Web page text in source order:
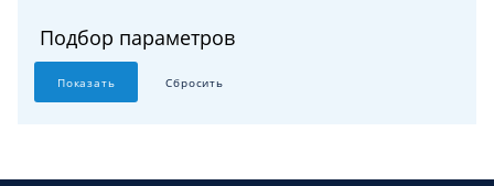
Подбор параметров